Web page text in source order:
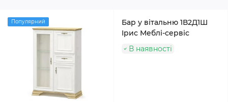
Популярний
Бар у вітальню 1В2Д1Ш
Ірис Меблі-сервіс
В наявності